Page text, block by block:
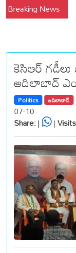
Breaking News
వర్షాల నేపథ్యంలో
కెసిఆర్
ఆదిలాబాద్
Politics ఆదిలాబాద్
07-10
Share:| |